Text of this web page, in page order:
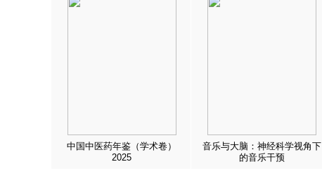
中国中医药年鉴（学术卷）
2025
音乐与大脑：神经科学视角下
的音乐干预